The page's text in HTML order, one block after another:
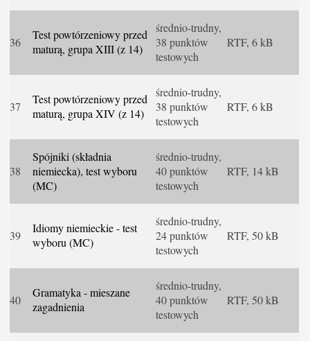
36
Test powtórzeniowy przed
maturą, grupa XIII (z 14)
średnio-trudny,
38 punktów
testowych
RTF, 6 kB
37
Test powtórzeniowy przed
maturą, grupa XIV (z 14)
średnio-trudny,
38 punktów
testowych
RTF, 6 kB
38
Spójniki (składnia
niemiecka), test wyboru
(MC)
średnio-trudny,
40 punktów
testowych
RTF, 14 kB
39
Idiomy niemieckie - test
wyboru (MC)
średnio-trudny,
24 punktów
testowych
RTF, 50 kB
40
Gramatyka - mieszane
zagadnienia
średnio-trudny,
40 punktów
testowych
RTF, 50 kB